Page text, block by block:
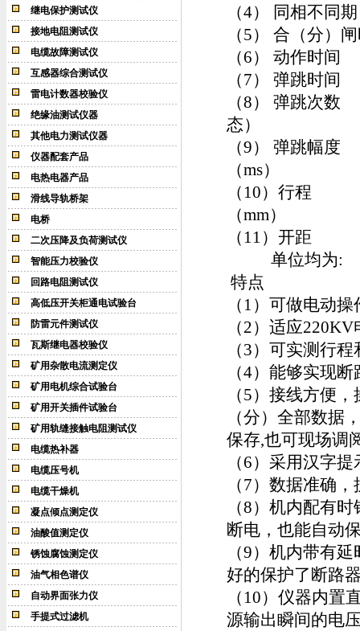
继电保护测试仪
接地电阻测试仪
电缆故障测试仪
互感器综合测试仪
雷电计数器校验仪
绝缘油测试仪器
其他电力测试仪器
仪器配套产品
电热电器产品
滑线导轨桥架
电桥
二次压降及负荷测试仪
智能压力校验仪
回路电阻测试仪
高低压开关柜通电试验台
防雷元件测试仪
瓦斯继电器校验仪
矿用杂散电流测定仪
矿用电机综合试验台
矿用开关插件试验台
矿用轨缝接触电阻测试仪
电缆热补器
电缆压号机
电缆干燥机
凝点倾点测定仪
油酸值测定仪
锈蚀腐蚀测定仪
油气相色谱仪
自动界面张力仪
手提式过滤机
（4） 同相
（5） 合（
（6） 动作
（7） 弹跳
（8） 弹跳
态）
（9） 弹跳
（ms
（10）行
（mm
（11）
单位均为:
特点
（1）可做电动
（2）适应
（3）可实测行
（4）能够实现
（5）接线方便
（分）全部数据
保存,也可现场调
（6）采用汉字
（7）数据准确
（8）机内配有
断电，也能自动
（9）机内带有
好的保护了断路
（10）仪器内置
源输出瞬间的电